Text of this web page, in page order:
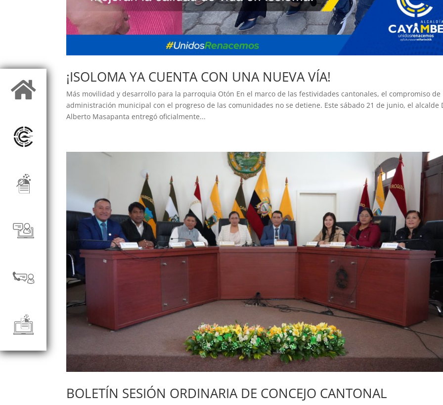

¡ISOLOMA YA CUENTA CON UNA NUEVA VÍA!
Más movilidad y desarrollo para la parroquia Otón En el marco de las festividades cantonales, el compromiso de
administración municipal con el progreso de las comunidades no se detiene. Este sábado 21 de junio, el alcalde
Alberto Masapanta entregó oficialmente...
BOLETÍN SESIÓN ORDINARIA DE CONCEJO CANTONAL